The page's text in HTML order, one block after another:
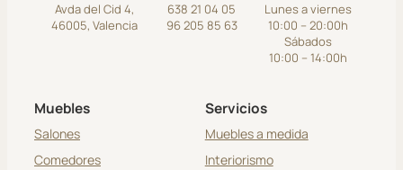
Avda del Cid 4,
46005, Valencia
638 21 04 05
96 205 85 63
Lunes a viernes
10:00 – 20:00h
Sábados
10:00 – 14:00h
Muebles
Salones
Comedores
Servicios
Muebles a medida
Interiorismo